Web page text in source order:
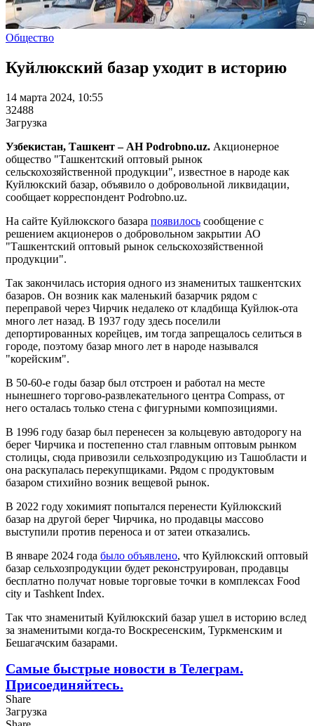
Общество
Куйлюкский базар уходит в историю
14 марта 2024, 10:55
32488
Загрузка
Узбекистан, Ташкент – АН Podrobno.uz. Акционерное
общество "Ташкентский оптовый рынок
сельскохозяйственной продукции", известное в народе как
Куйлюкский базар, объявило о добровольной ликвидации,
сообщает корреспондент Podrobno.uz.
На сайте Куйлюкского базара появилось сообщение с
решением акционеров о добровольном закрытии АО
"Ташкентский оптовый рынок сельскохозяйственной
продукции".
Так закончилась история одного из знаменитых ташкентских
базаров. Он возник как маленький базарчик рядом с
переправой через Чирчик недалеко от кладбища Куйлюк-ота
много лет назад. В 1937 году здесь поселили
депортированных корейцев, им тогда запрещалось селиться в
городе, поэтому базар много лет в народе назывался
"корейским".
В 50-60-е годы базар был отстроен и работал на месте
нынешнего торгово-развлекательного центра Compass, от
него осталась только стена с фигурными композициями.
В 1996 году базар был перенесен за кольцевую автодорогу на
берег Чирчика и постепенно стал главным оптовым рынком
столицы, сюда привозили сельхозпродукцию из Ташобласти и
она раскупалась перекупщиками. Рядом с продуктовым
базаром стихийно возник вещевой рынок.
В 2022 году хокимият попытался перенести Куйлюкский
базар на другой берег Чирчика, но продавцы массово
выступили против переноса и от затеи отказались.
В январе 2024 года было объявлено, что Куйлюкский оптовый
базар сельхозпродукции будет реконструирован, продавцы
бесплатно получат новые торговые точки в комплексах Food
city и Tashkent Index.
Так что знаменитый Куйлюкский базар ушел в историю вслед
за знаменитыми когда-то Воскресенским, Туркменским и
Бешагачским базарами.
Самые быстрые новости в Телеграм.
Присоединяйтесь.
Share
Загрузка